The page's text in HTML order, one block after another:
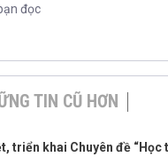
đọc
TIN CŨ HƠN
triển khai Chuyên đề